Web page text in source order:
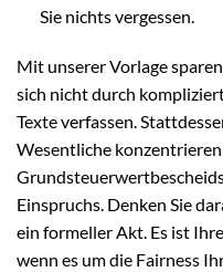
Sie nichts vergessen.
Mit unserer Vorlage
sich nicht durch
Texte verfassen.
Wesentliche
Einspruchs. Denken Sie
ein formeller Akt. Es ist
wenn es um die Fairness